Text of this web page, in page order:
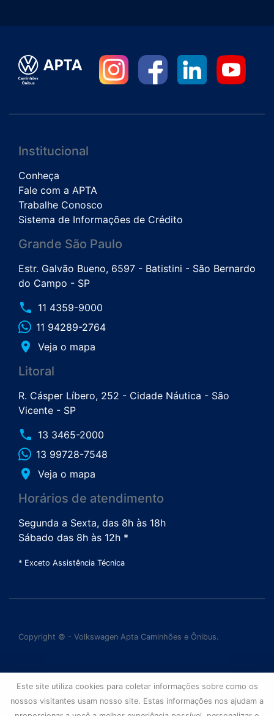
Institucional
Conheça
Fale com a APTA
Trabalhe Conosco
Sistema de Informações de Crédito
Grande São Paulo
Estr. Galvão Bueno, 6597 - Batistini - São Bernardo
do Campo - SP
phone 11 4359-9000
11 94289-2764
place Veja o mapa
Litoral
R. Cásper Líbero, 252 - Cidade Náutica - São
Vicente - SP
phone 13 3465-2000
13 99728-7548
place Veja o mapa
Horários de atendimento
Segunda a Sexta, das 8h às 18h
Sábado das 8h às 12h *
* Exceto Assistência Técnica
Copyright © - Volkswagen Apta Caminhões e Ônibus.
Este site utiliza cookies para coletar informações sobre como os
nossos visitantes usam nosso site. Estas informações nos ajudam a